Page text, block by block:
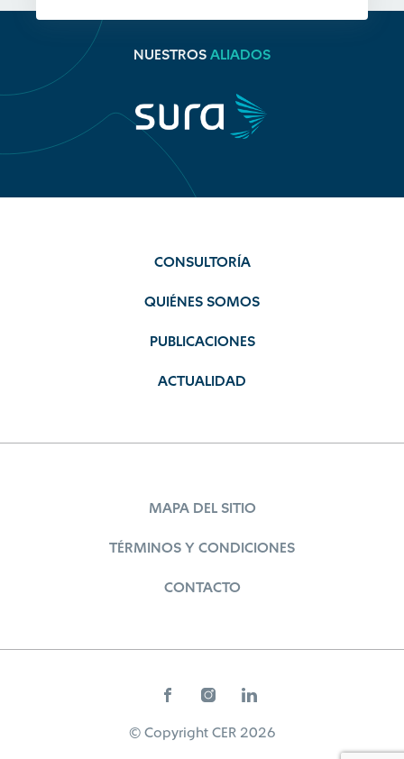
NUESTROS ALIADOS
CONSULTORÍA
QUIÉNES SOMOS
PUBLICACIONES
ACTUALIDAD
MAPA DEL SITIO
TÉRMINOS Y CONDICIONES
CONTACTO
© Copyright CER 2026